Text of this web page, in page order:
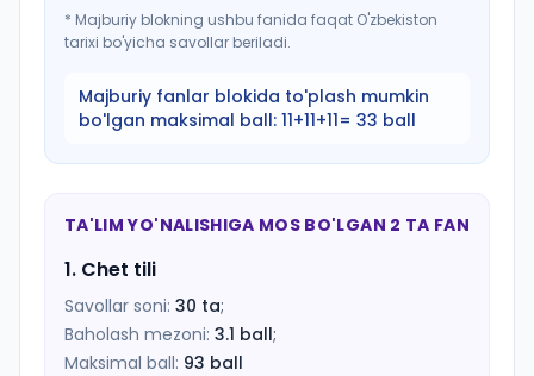
* Majburiy blokning ushbu fanida faqat O'zbekiston
tarixi bo'yicha savollar beriladi.
Majburiy fanlar blokida to'plash mumkin
bo'lgan maksimal ball: 11+11+11= 33 ball
TA'LIM YO'NALISHIGA MOS BO'LGAN 2 TA FAN
1. Chet tili
Savollar soni: 30 ta;
Baholash mezoni: 3.1 ball;
Maksimal ball: 93 ball